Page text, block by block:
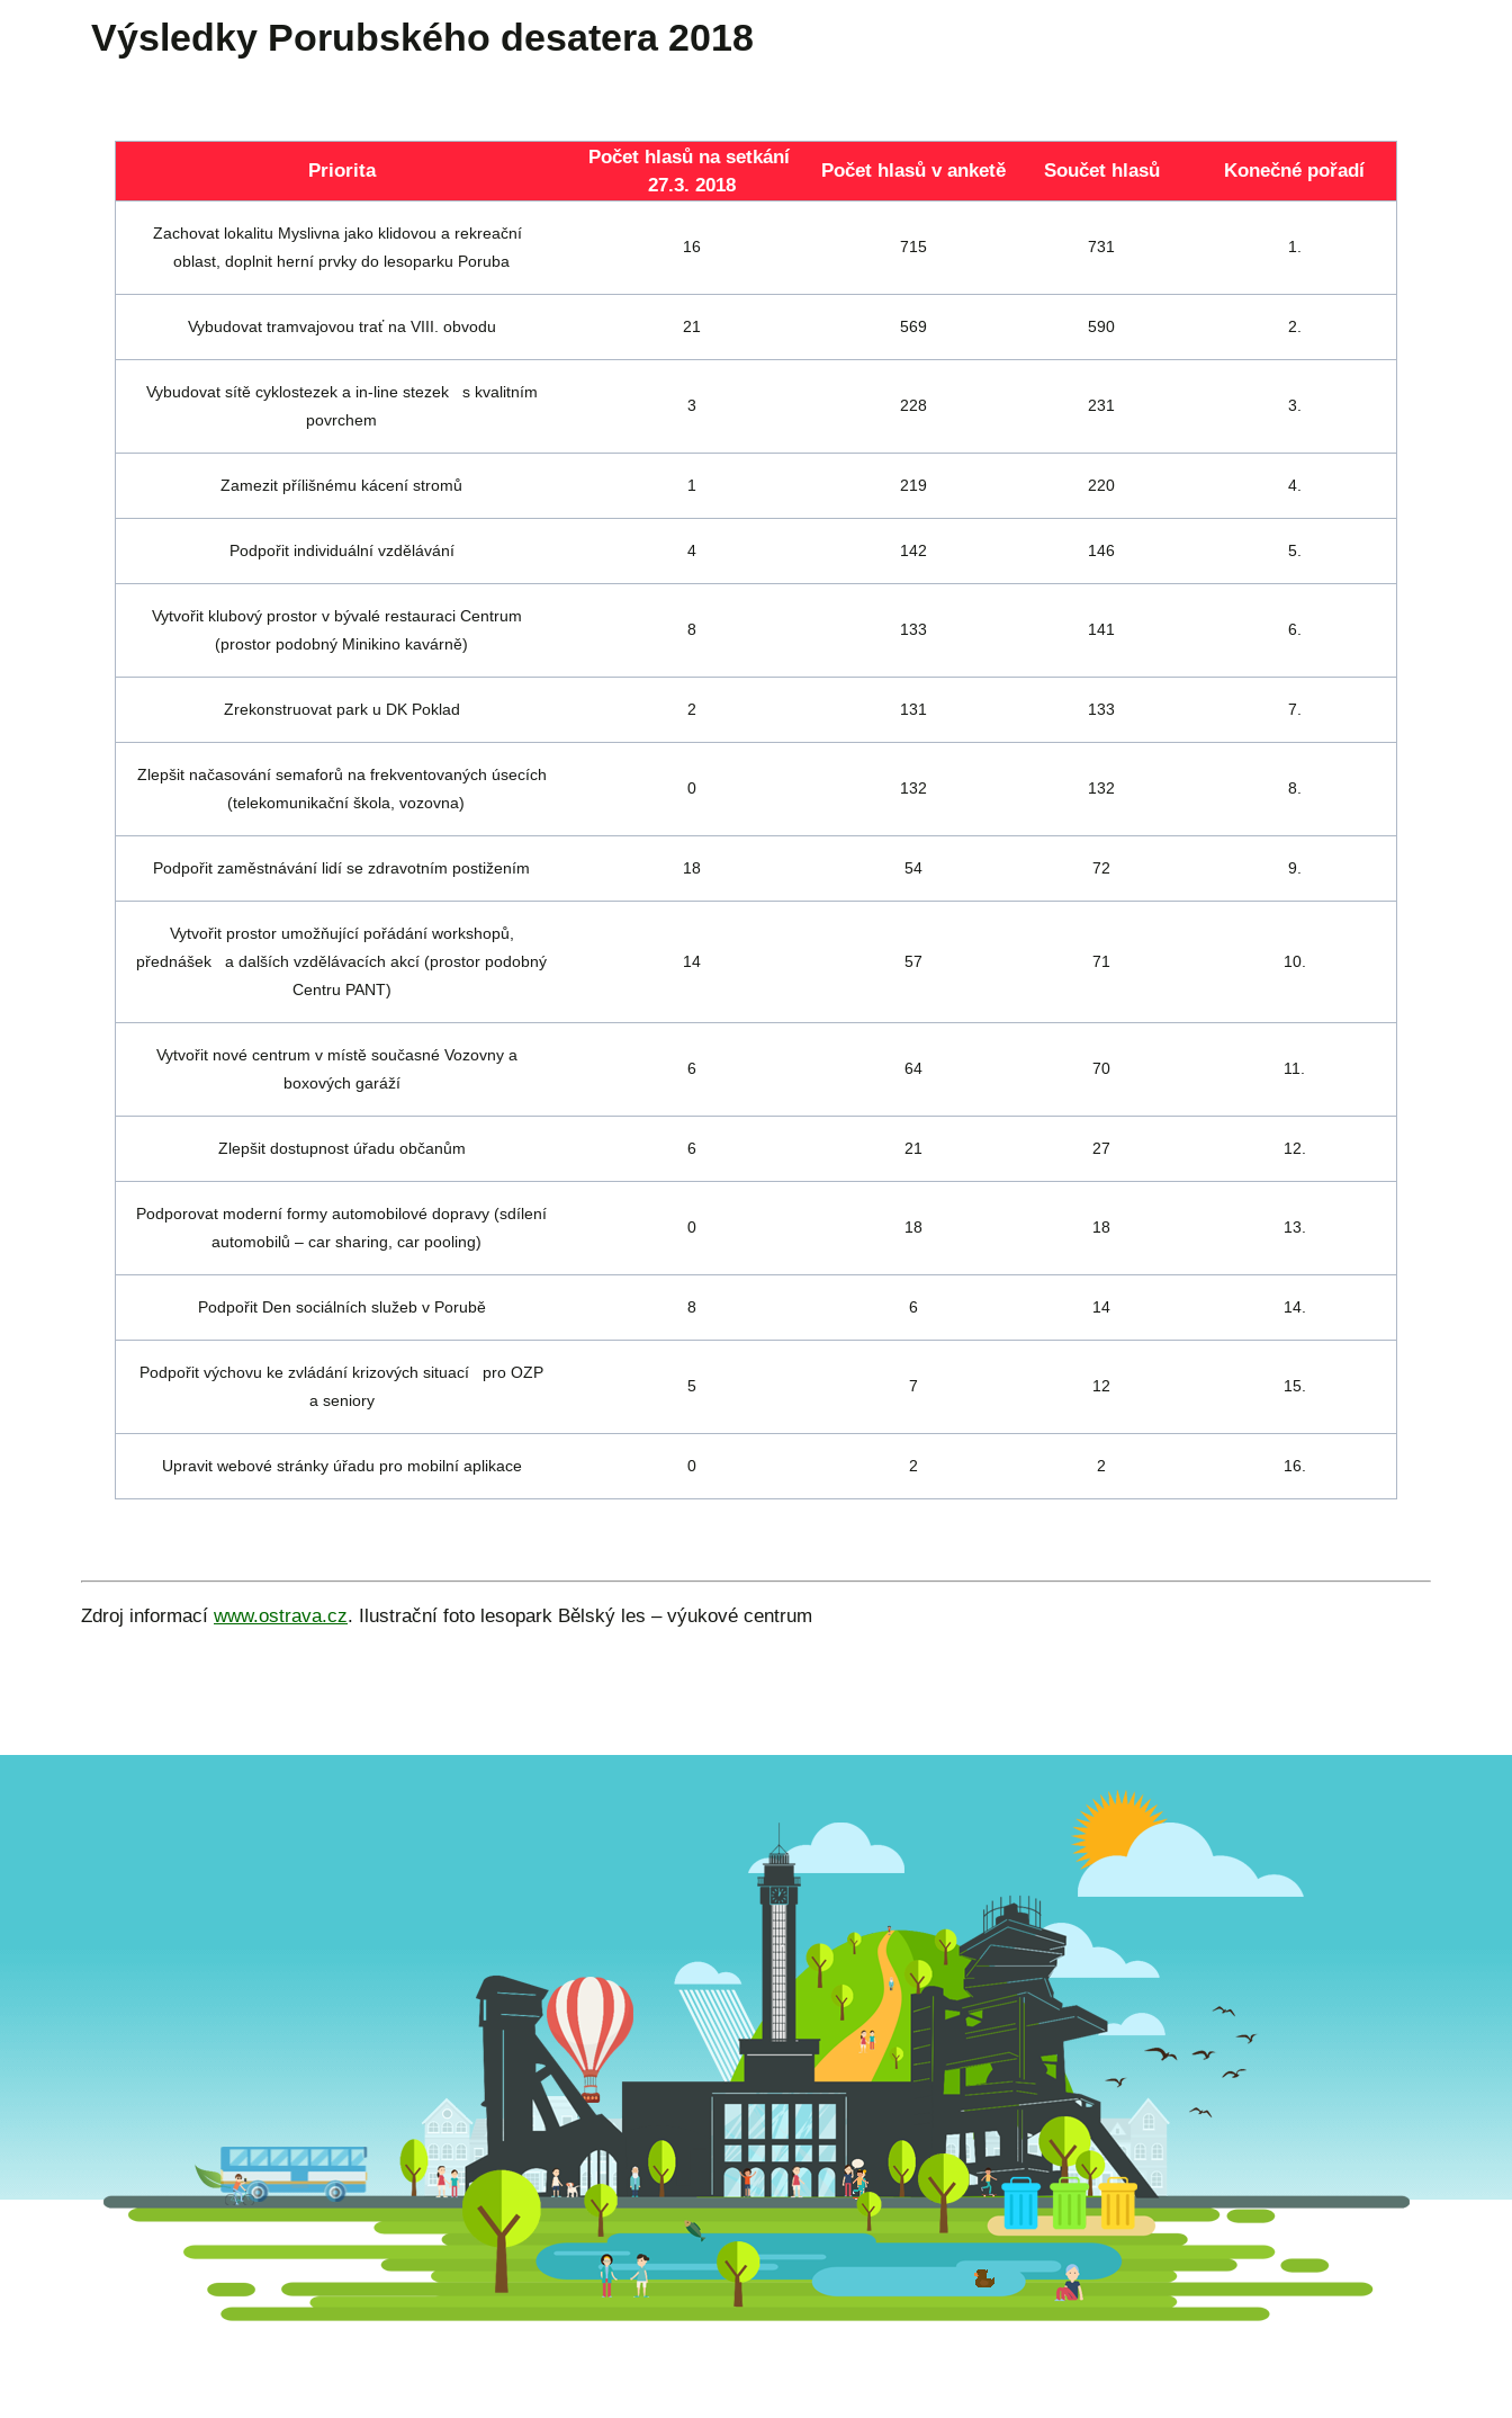
Výsledky Porubského desatera 2018
Priorita
Počet hlasů na setkání
27.3. 2018
Počet hlasů v anketě Součet hlasů Konečné pořadí
Zachovat lokalitu Myslivna jako klidovou a rekreační
oblast, doplnit herní prvky do lesoparku Poruba
16 715 731 1.
Vybudovat tramvajovou trať na VIII. obvodu 21 569 590 2.
Vybudovat sítě cyklostezek a in-line stezek s kvalitním
povrchem
3 228 231 3.
Zamezit přílišnému kácení stromů 1 219 220 4.
Podpořit individuální vzdělávání 4 142 146 5.
Vytvořit klubový prostor v bývalé restauraci Centrum
(prostor podobný Minikino kavárně)
8 133 141 6.
Zrekonstruovat park u DK Poklad 2 131 133 7.
Zlepšit načasování semaforů na frekventovaných úsecích
(telekomunikační škola, vozovna)
0 132 132 8.
Podpořit zaměstnávání lidí se zdravotním postižením 18 54 72 9.
Vytvořit prostor umožňující pořádání workshopů,
přednášek a dalších vzdělávacích akcí (prostor podobný
Centru PANT)
14 57 71 10.
Vytvořit nové centrum v místě současné Vozovny a
boxových garáží
6 64 70 11.
Zlepšit dostupnost úřadu občanům 6 21 27 12.
Podporovat moderní formy automobilové dopravy (sdílení
automobilů – car sharing, car pooling)
0 18 18 13.
Podpořit Den sociálních služeb v Porubě 8 6 14 14.
Podpořit výchovu ke zvládání krizových situací pro OZP
a seniory
5 7 12 15.
Upravit webové stránky úřadu pro mobilní aplikace 0 2 2 16.
Zdroj informací www.ostrava.cz. Ilustrační foto lesopark Bělský les – výukové centrum